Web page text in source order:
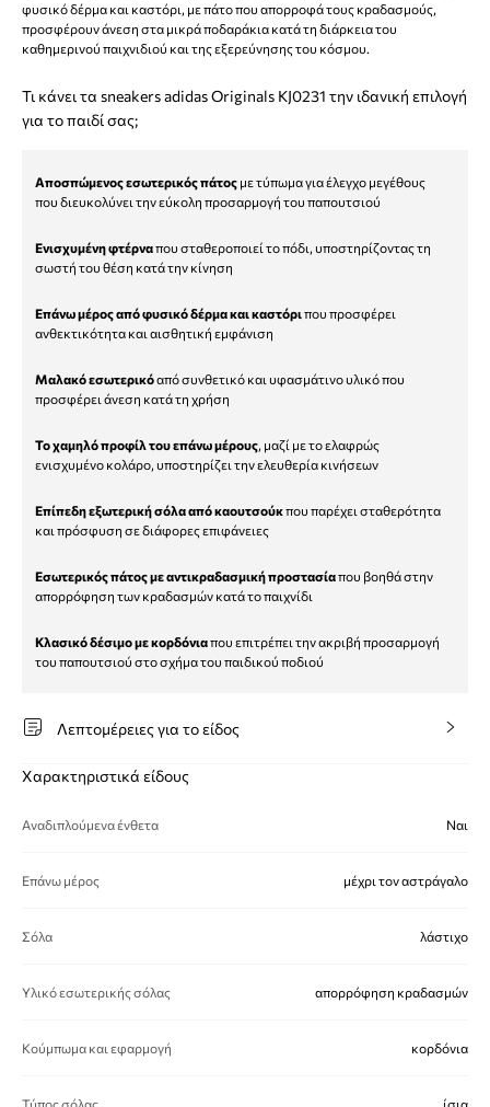
φυσικό δέρμα και καστόρι, με πάτο που απορροφά τους κραδασμούς,
προσφέρουν άνεση στα μικρά ποδαράκια κατά τη διάρκεια του
καθημερινού παιχνιδιού και της εξερεύνησης του κόσμου.
Τι κάνει τα sneakers adidas Originals KJ0231 την ιδανική επιλογή
για το παιδί σας;
Αποσπώμενος εσωτερικός πάτος με τύπωμα για έλεγχο μεγέθους
που διευκολύνει την εύκολη προσαρμογή του παπουτσιού
Ενισχυμένη φτέρναπου σταθεροποιεί το πόδι, υποστηρίζοντας τη
σωστή του θέση κατά την κίνηση
Επάνω μέρος από φυσικό δέρμακαι καστόριπου προσφέρει
ανθεκτικότητα και αισθητική εμφάνιση
Μαλακό εσωτερικόαπό συνθετικό και υφασμάτινο υλικό που
προσφέρει άνεση κατά τη χρήση
Το χαμηλό προφίλ του επάνω μέρους, μαζί με το ελαφρώς
ενισχυμένο κολάρο, υποστηρίζει την ελευθερία κινήσεων
Επίπεδη εξωτερική σόλα από καουτσούκπου παρέχει σταθερότητα
και πρόσφυση σε διάφορες επιφάνειες
Εσωτερικός πάτος με αντικραδασμική προστασίαπου βοηθά στην
απορρόφηση των κραδασμών κατά το παιχνίδι
Κλασικό δέσιμο με κορδόνιαπου επιτρέπει την ακριβή προσαρμογή
του παπουτσιού στο σχήμα του παιδικού ποδιού
Λεπτομέρειες για το είδος
Χαρακτηριστικά είδους
Αναδιπλούμενα ένθετα Ναι
Επάνω μέρος μέχρι τον αστράγαλο
Σόλα λάστιχο
Υλικό εσωτερικής σόλας απορρόφηση κραδασμών
Κούμπωμα και εφαρμογή κορδόνια